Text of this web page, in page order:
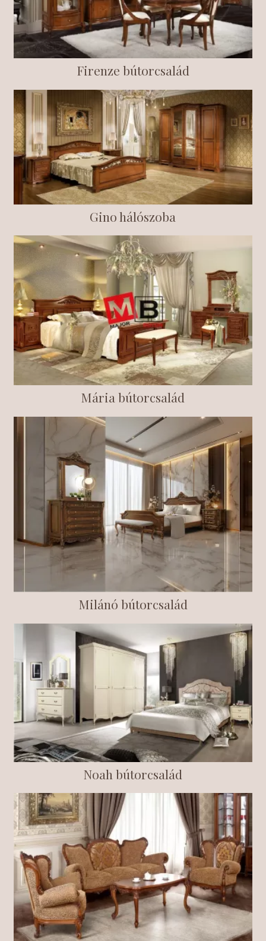
Firenze bútorcsalád
Gino hálószoba
Mária bútorcsalád
Milánó bútorcsalád
Noah bútorcsalád